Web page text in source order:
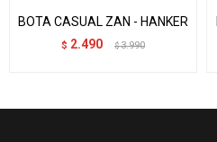
BOTA CASUAL ZAN - HANKER
$ 2.490 $ 3.990